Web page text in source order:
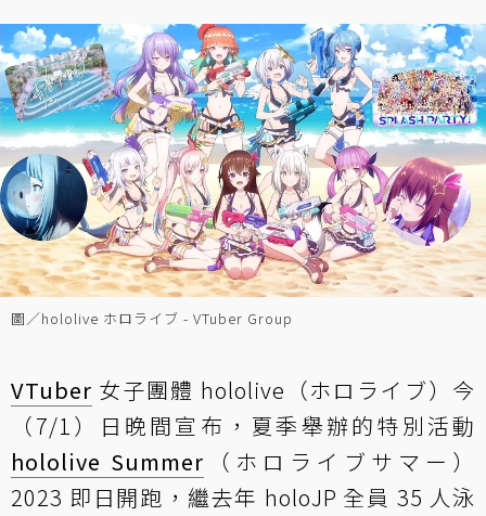
圖／hololive ホロライブ - VTuber Group
VTuber 女子團體 hololive（ホロライブ）今
（7/1）日晚間宣布，夏季舉辦的特別活動
hololive Summer （ホロライブサマー）
2023 即日開跑，繼去年 holoJP 全員 35 人泳